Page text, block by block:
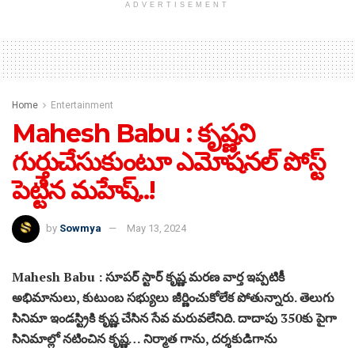
ADVERTISEMENT
Home Entertainment
Mahesh Babu : కృష్ణని
గుర్తుచేసుకుంటూ ఎమోషనల్ పోస్ట్
పెట్టిన మహేష్..!
by Sowmya May 13, 2024
Mahesh Babu : సూపర్ స్టార్ కృష్ణ మరణ వార్త ఇప్పటికీ
అభిమానులు, కుటుంబ సభ్యులు జీర్ణించుకోలేక పోతున్నారు. తెలుగు
సినిమా ఇండస్ట్రికి కృష్ణ చేసిన సేవ మరువలేనిది. దాదాపు 350కు పైగా
సినిమాల్లో నటించిన కృష్ణ… నిర్మాత గాను, దర్శకుడిగాను